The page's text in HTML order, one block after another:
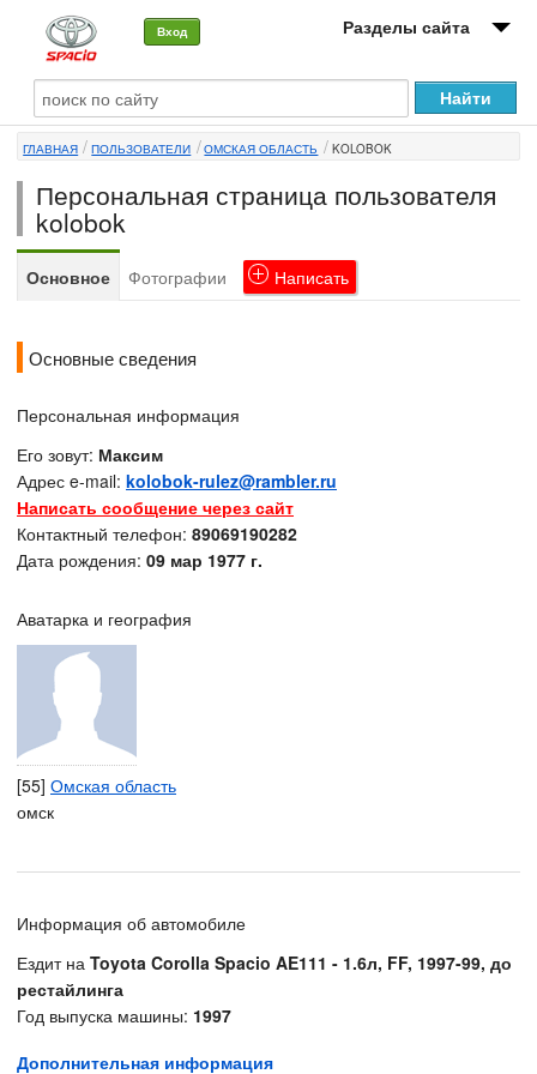
Вход Разделы сайта
О машине
Автоклуб
Форумы
Сервисы и услуги
ГЛАВНАЯ ПОЛЬЗОВАТЕЛИ ОМСКАЯ ОБЛАСТЬ KOLOBOK
Персональная страница пользователя
kolobok
Основное Фотографии Написать
Основные сведения
Персональная информация
Его зовут: Максим
Адрес e-mail: kolobok-rulez@rambler.ru
Написать сообщение через сайт
Контактный телефон: 89069190282
Дата рождения: 09 мар 1977 г.
Аватарка и география
[55] Омская область
омск
Информация об автомобиле
Ездит на Toyota Corolla Spacio AE111 - 1.6л, FF, 1997-99, до
рестайлинга
Год выпуска машины: 1997
Дополнительная информация